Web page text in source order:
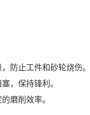
防止工件和砂轮烧伤。
，保持锋利。
磨削效率。